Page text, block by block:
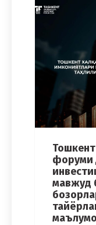
Тошкент
форуми
мавжуд